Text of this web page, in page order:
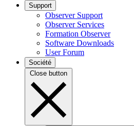
Support
Observer Support
Observer Services
Formation Observer
Software Downloads
User Forum
Société
Close button